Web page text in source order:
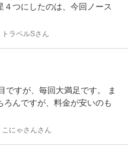
４つにしたのは、今回ノース
トラベルSさん
ですが、毎回大満足です。 ま
ろんですが、料金が安いのも
こにゃさんさん